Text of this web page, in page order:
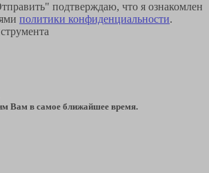
подтверждаю, что я ознакомлен
политики конфиденциальности.
Вам в самое ближайшее время.